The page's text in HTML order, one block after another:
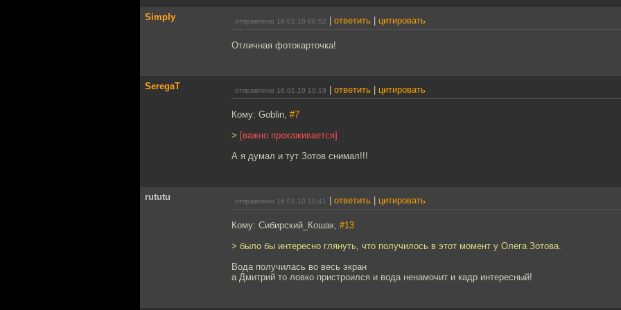
Simply отправлено 16.01.10 08:52 ответить цитировать
Отличная фотокарточка!
SeregaT отправлено 16.01.10 10:19 ответить цитировать
Кому: Goblin, #7
> [важно прохаживается]
А я думал и тут Зотов снимал!!!
rututu отправлено 16.01.10 10:41 ответить цитировать
Кому: Сибирский_Кошак, #13
> было бы интересно глянуть, что получилось в этот момент у Олега Зотова.
Вода получилась во весь экран
а Дмитрий то ловко пристроился и вода ненамочит и кадр интересный!